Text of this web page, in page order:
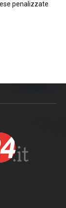
penalizzate